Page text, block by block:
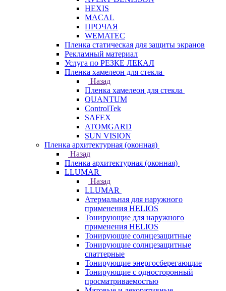
HEXIS
MACAL
ПРОЧАЯ
WEMATEC
Пленка статическая для защиты экранов
Рекламный материал
Услуга по РЕЗКЕ ЛЕКАЛ
Пленка хамелеон для стекла
Назад
Пленка хамелеон для стекла
QUANTUM
ControlTek
SAFEX
ATOMGARD
SUN VISION
Пленка архитектурная (оконная)
Назад
Пленка архитектурная (оконная)
LLUMAR
Назад
LLUMAR
Атермальная для наружного
применения HELIOS
Тонирующие для наружного
применения HELIOS
Тонирующие солнцезащитные
Тонирующие солнцезащитные
спаттерные
Тонирующие энергосберегающие
Тонирующие с односторонный
просматриваемостью